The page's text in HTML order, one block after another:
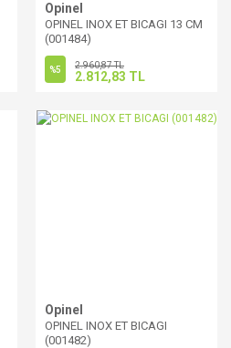
Opinel
OPINEL INOX ET BICAGI 13 CM
(001484)
%5 2.960,87 TL
2.812,83 TL
Opinel
OPINEL INOX ET BICAGI
(001482)